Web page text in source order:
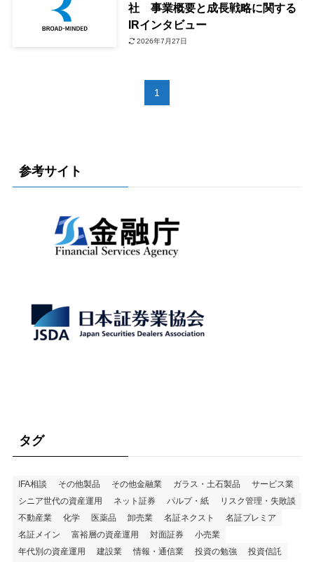
社 事業概要と成長戦略に関する
IRインタビュー
2026年7月27日
1
参考サイト
タグ
IFA相談 その他製品 その他金融業 ガラス・土石製品
サービス業
シニア世代の資産運用
ネット証券 パルプ・紙
リスク管理・失敗談
不動産業
化学 医薬品 卸売業 名証ネクスト
名証プレミア
名証メイン
富裕層の資産運用 対面証券
小売業
年代別の資産運用
建設業 情報・通信業 投資の勉強
投資信託